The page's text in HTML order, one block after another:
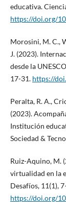
educativa.
https://doi.org/
Morosini, M. C.,
J. (2023).
desde la
17-31. https://
Peralta, R. A.,
(2023).
Institución
Sociedad &
Ruiz-Aquino, M.
virtualidad en la
Desafíos, 11(1),
https://doi.org/